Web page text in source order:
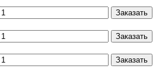
Заказать
Заказать
Заказать